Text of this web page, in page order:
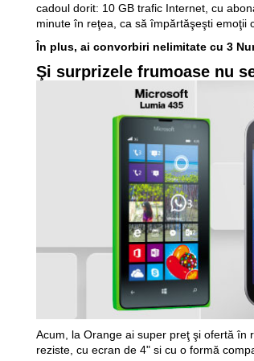
cadoul dorit: 10 GB trafic Internet, cu
minute în reţea, ca să împărtăşeşti emoţii
În plus, ai convorbiri nelimitate cu 3
Şi surprizele frumoase nu
Acum, la Orange ai super preţ şi ofertă în
reziste, cu ecran de 4" si cu o formă